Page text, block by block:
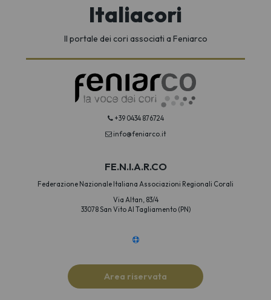
Italiacori
Il portale dei cori associati a Feniarco
+39 0434 876724
info@feniarco.it
FE.N.I.A.R.CO
Federazione Nazionale Italiana Associazioni Regionali Corali
Via Altan, 83/4
33078 San Vito Al Tagliamento (PN)
Area riservata